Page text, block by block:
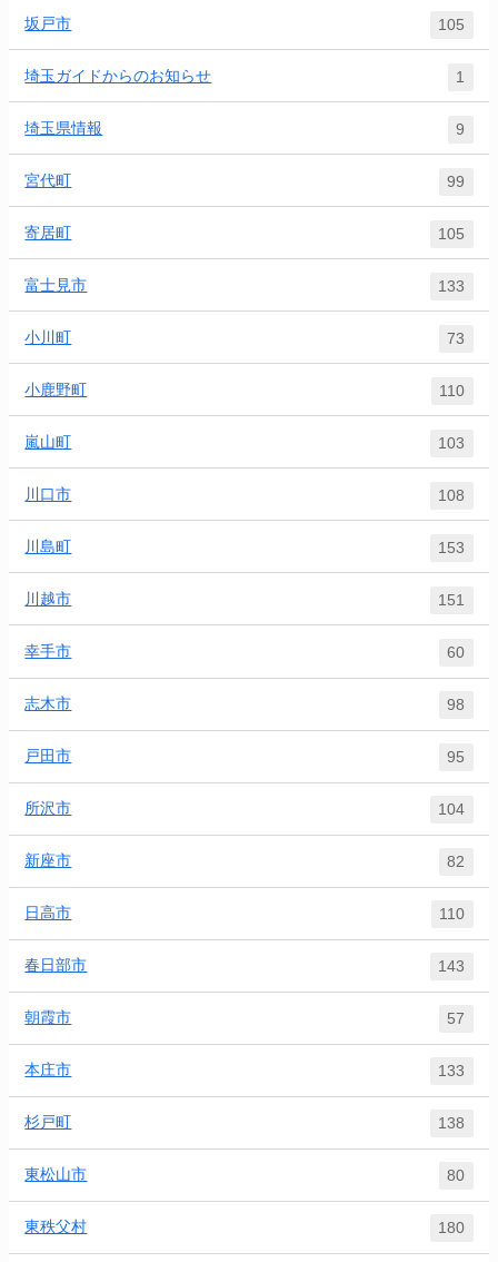
坂戸市 105
埼玉ガイドからのお知らせ 1
埼玉県情報 9
宮代町 99
寄居町 105
富士見市 133
小川町 73
小鹿野町 110
嵐山町 103
川口市 108
川島町 153
川越市 151
幸手市 60
志木市 98
戸田市 95
所沢市 104
新座市 82
日高市 110
春日部市 143
朝霞市 57
本庄市 133
杉戸町 138
東松山市 80
東秩父村 180